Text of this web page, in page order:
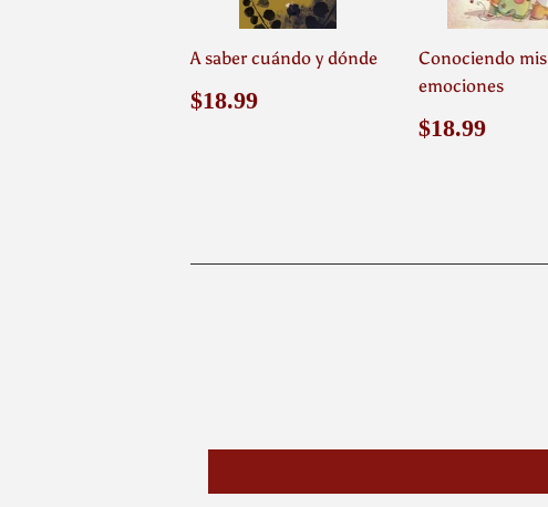
A saber cuándo y dónde
Precio
$18.99
Conociendo mis
emociones
Precio
$18.99